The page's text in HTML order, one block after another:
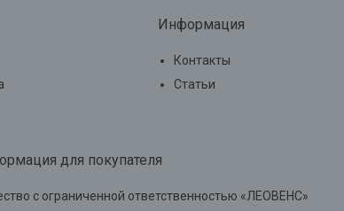
Информация
Контакты
Статьи
для покупателя
с ограниченной ответственностью «ЛЕОВЕНС»